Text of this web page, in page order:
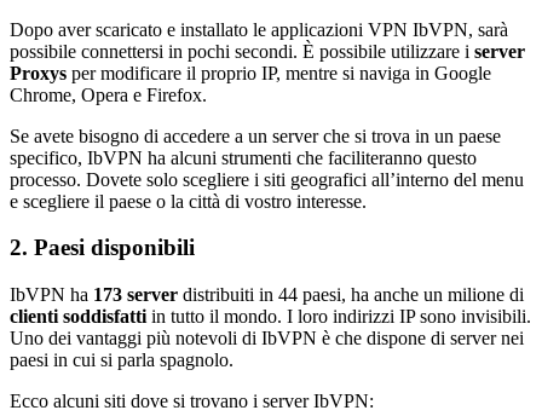
Dopo aver scaricato e installato le applicazioni VPN IbVPN, sarà
possibile connettersi in pochi secondi. È possibile utilizzare i server
Proxys per modificare il proprio IP, mentre si naviga in Google
Chrome, Opera e Firefox.
Se avete bisogno di accedere a un server che si trova in un paese
specifico, IbVPN ha alcuni strumenti che faciliteranno questo
processo. Dovete solo scegliere i siti geografici all’interno del menu
e scegliere il paese o la città di vostro interesse.
2. Paesi disponibili
IbVPN ha 173 server distribuiti in 44 paesi, ha anche un milione di
clienti soddisfatti in tutto il mondo. I loro indirizzi IP sono invisibili.
Uno dei vantaggi più notevoli di IbVPN è che dispone di server nei
paesi in cui si parla spagnolo.
Ecco alcuni siti dove si trovano i server IbVPN: